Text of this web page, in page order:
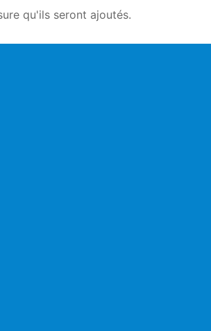
qu'ils seront ajoutés.